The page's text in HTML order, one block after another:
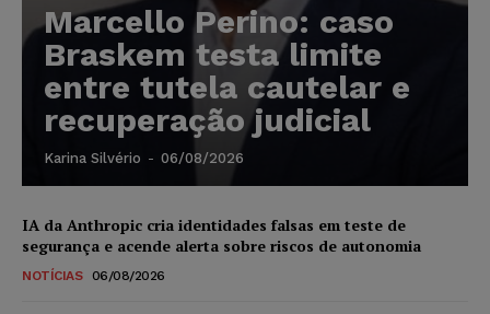
Marcello Perino: caso
Braskem testa limite
entre tutela cautelar e
recuperação judicial
Karina Silvério - 06/08/2026
IA da Anthropic cria identidades falsas em teste de
segurança e acende alerta sobre riscos de autonomia
NOTÍCIAS 06/08/2026